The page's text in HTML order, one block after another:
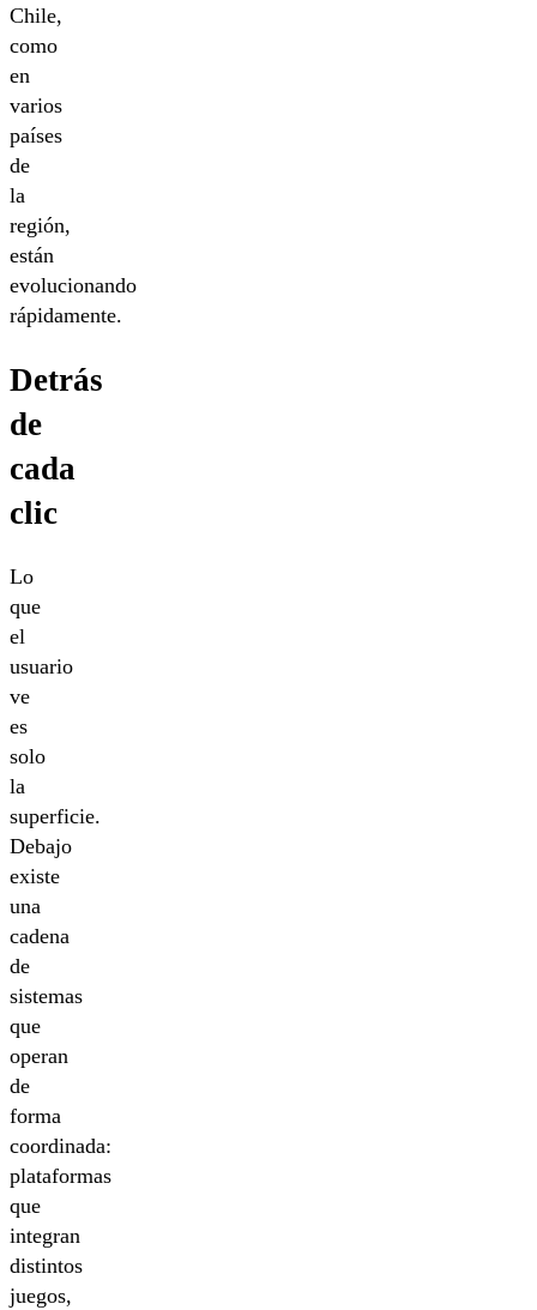
Chile,
como
en
varios
países
de
la
región,
están
evolucionando
rápidamente.
Detrás
de
cada
clic
Lo
que
el
usuario
ve
es
solo
la
superficie.
Debajo
existe
una
cadena
de
sistemas
que
operan
de
forma
coordinada:
plataformas
que
integran
distintos
juegos,